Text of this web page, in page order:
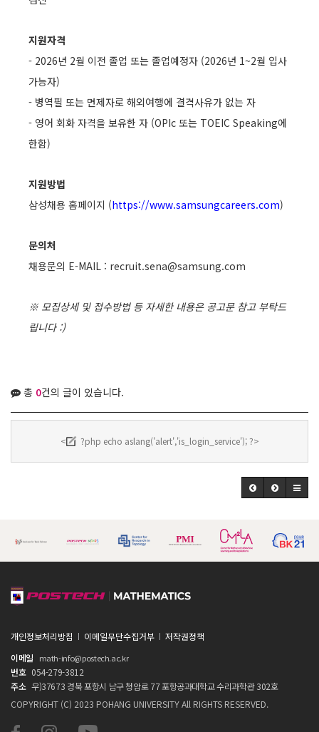
지원자격
- 2026년 2월 이전 졸업 또는 졸업예정자 (2026년 1~2월 입사
가능자)
- 병역필 또는 면제자로 해외여행에 결격사유가 없는 자
- 영어 회화 자격을 보유한 자 (OPIc 또는 TOEIC Speaking에
한함)
지원방법
삼성채용 홈페이지 (https://www.samsungcareers.com)
문의처
채용문의 E-MAIL : recruit.sena@samsung.com
※ 모집상세 및 접수방법 등 자세한 내용은 공고문 참고 부탁드
립니다 :)
총 0건의 글이 있습니다.
< ?php echo aslang('alert','is_login_service'); ?>
개인정보처리방침 이메일무단수집거부
저작권정책
이메일
math-info@postech.ac.kr
번호 054-279-3812
주소 우)37673 경북 포항시 남구 청암로 77 포항공과대학교 수리과학관 302호
COPYRIGHT (C) 2023 POHANG UNIVERSITY All RIGHTS RESERVED.